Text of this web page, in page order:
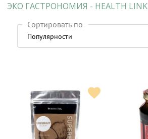
ЭКО ГАСТРОНОМИЯ - HEALTH LINK
Сортировать по